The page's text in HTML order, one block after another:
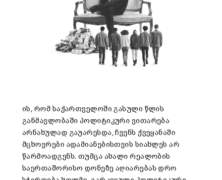
ის, რომ საქართველოში გასული წლის
განმავლობაში პოლიტიკური ვითარება
არნახულად გაუარესდა, ჩვენს ქვეყანაში
მცხოვრები ადამიანებისთვის სიახლეს არ
წარმოადგენს. თუმცა ახალი რეალობის
საერთაშორისო დონეზე აღიარებას დრო